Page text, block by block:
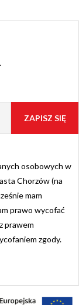
osobowych w
Chorzów (na
mam
prawo wycofać
prawem
zgody.